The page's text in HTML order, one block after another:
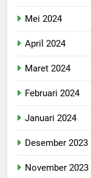
Mei 2024
April 2024
Maret 2024
Februari 2024
Januari 2024
Desember 2023
November 2023